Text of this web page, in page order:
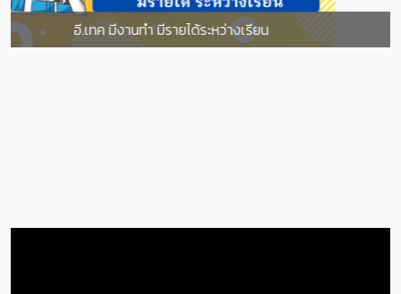
อัลบั้มภาพกิจกรรมวิทยาลัย